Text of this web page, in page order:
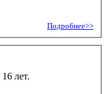
Подробнее>>
лет.